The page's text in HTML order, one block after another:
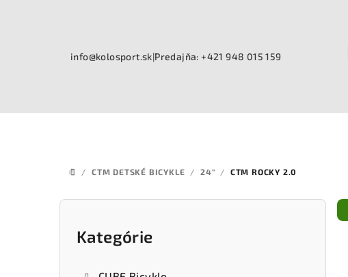
info@kolosport.sk|Predajňa: +421 948 015 159
DOMOV
/ CTM DETSKÉ BICYKLE / 24" / CTM ROCKY 2.0
Preskočiť
Kategórie